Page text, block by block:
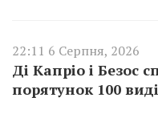
22:11 6 Серпня, 2026
Ді Капріо і Безос
порятунок 100